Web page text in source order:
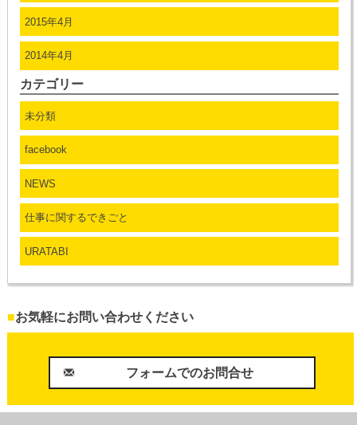
2015年4月
2014年4月
カテゴリー
未分類
facebook
NEWS
仕事に関するできごと
URATABI
■お気軽にお問い合わせください
フォームでのお問合せ